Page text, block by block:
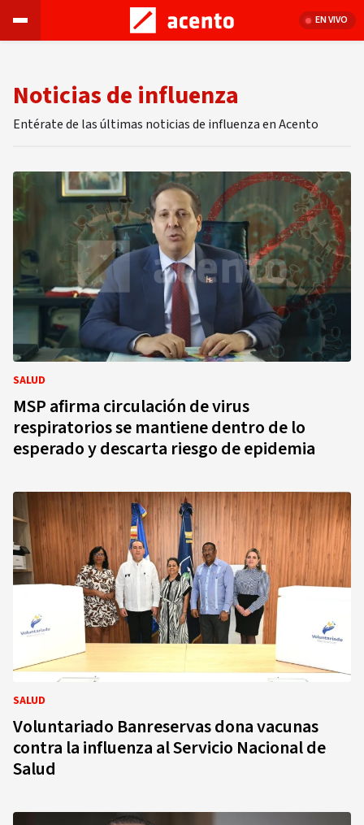
EN VIVO
Noticias de influenza
Entérate de las últimas noticias de influenza en Acento
SALUD
MSP afirma circulación de virus
respiratorios se mantiene dentro de lo
esperado y descarta riesgo de epidemia
SALUD
Voluntariado Banreservas dona vacunas
contra la influenza al Servicio Nacional de
Salud